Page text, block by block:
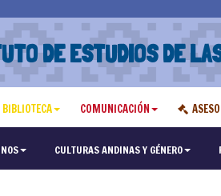
DE ESTUDIOS DE
BIBLIOTECA COMUNICACIÓN
CULTURAS ANDINAS Y GÉNERO